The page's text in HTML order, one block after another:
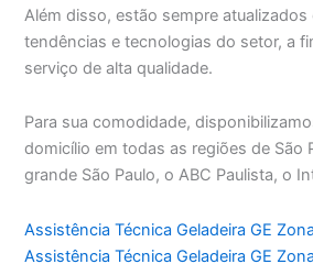
Além disso, estão sempre atualizados
tendências e tecnologias do setor, a
serviço de alta qualidade.
Para sua comodidade,
domicílio em todas as regiões de São
grande São Paulo, o ABC Paulista, o
Assistência Técnica Geladeira GE
Assistência Técnica Geladeira GE